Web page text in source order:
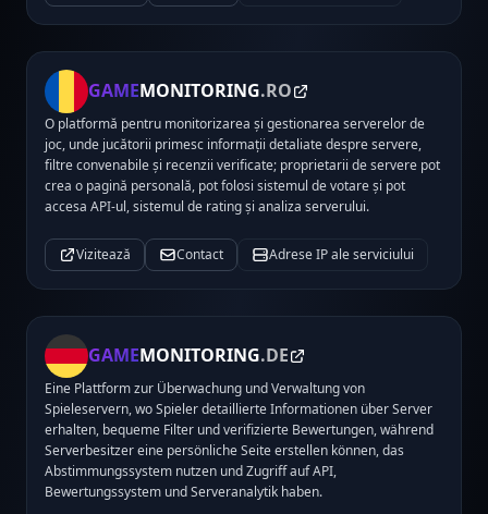
GAMEMONITORING.RO
O platformă pentru monitorizarea și gestionarea serverelor de
joc, unde jucătorii primesc informații detaliate despre servere,
filtre convenabile și recenzii verificate; proprietarii de servere pot
crea o pagină personală, pot folosi sistemul de votare și pot
accesa API-ul, sistemul de rating și analiza serverului.
Vizitează Contact Adrese IP ale serviciului
GAMEMONITORING.DE
Eine Plattform zur Überwachung und Verwaltung von
Spieleservern, wo Spieler detaillierte Informationen über Server
erhalten, bequeme Filter und verifizierte Bewertungen, während
Serverbesitzer eine persönliche Seite erstellen können, das
Abstimmungssystem nutzen und Zugriff auf API,
Bewertungssystem und Serveranalytik haben.